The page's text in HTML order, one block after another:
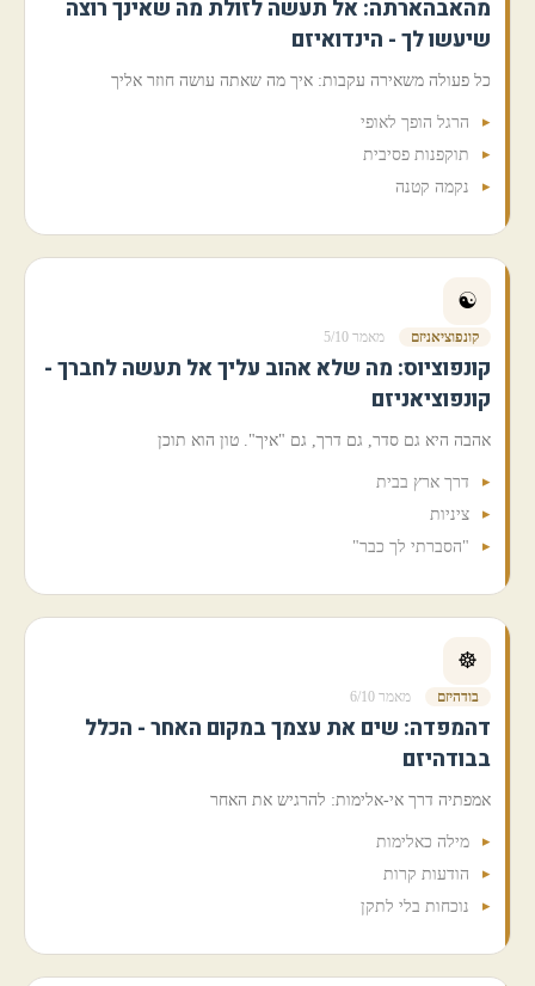
מהאבהארתה: אל תעשה לזולת מה שאינך רוצה
שיעשו לך - הינדואיזם
כל פעולה משאירה עקבות: איך מה שאתה עושה חוזר אליך
הרגל הופך לאופי
תוקפנות פסיבית
נקמה קטנה
☯️
קונפוציאניזם מאמר 5/10
קונפוציוס: מה שלא אהוב עליך אל תעשה לחברך -
קונפוציאניזם
אהבה היא גם סדר, גם דרך, גם "איך". טון הוא תוכן
דרך ארץ בבית
ציניות
"הסברתי לך כבר"
☸️
בודהיזם מאמר 6/10
דהמפדה: שים את עצמך במקום האחר - הכלל
בבודהיזם
אמפתיה דרך אי-אלימות: להרגיש את האחר
מילה כאלימות
הודעות קרות
נוכחות בלי לתקן